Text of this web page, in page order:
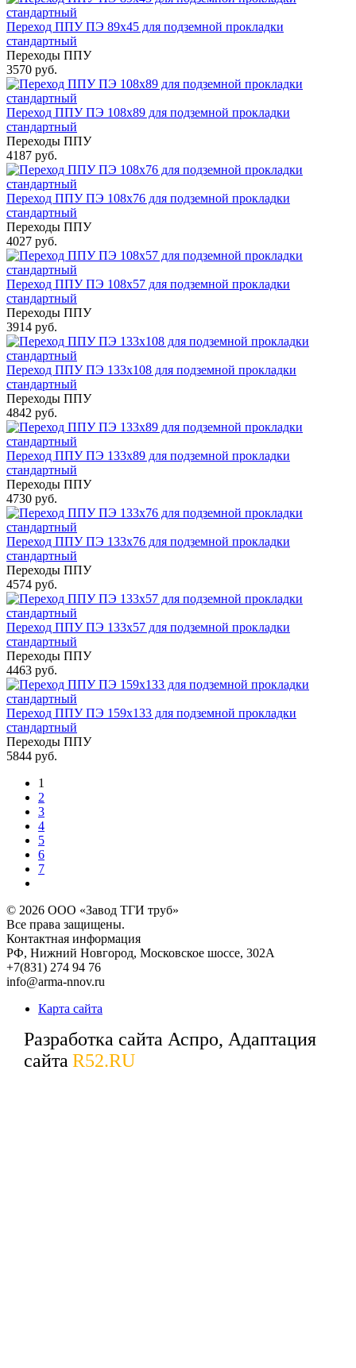
Переход ППУ ПЭ 89x45 для подземной прокладки
стандартный
Переходы ППУ
3570 руб.
Переход ППУ ПЭ 108x89 для подземной прокладки
стандартный
Переходы ППУ
4187 руб.
Переход ППУ ПЭ 108x76 для подземной прокладки
стандартный
Переходы ППУ
4027 руб.
Переход ППУ ПЭ 108x57 для подземной прокладки
стандартный
Переходы ППУ
3914 руб.
Переход ППУ ПЭ 133x108 для подземной прокладки
стандартный
Переходы ППУ
4842 руб.
Переход ППУ ПЭ 133x89 для подземной прокладки
стандартный
Переходы ППУ
4730 руб.
Переход ППУ ПЭ 133x76 для подземной прокладки
стандартный
Переходы ППУ
4574 руб.
Переход ППУ ПЭ 133x57 для подземной прокладки
стандартный
Переходы ППУ
4463 руб.
Переход ППУ ПЭ 159x133 для подземной прокладки
стандартный
Переходы ППУ
5844 руб.
1
2
3
4
5
6
7
© 2026 ООО «Завод ТГИ труб»
Все права защищены.
Контактная информация
РФ, Нижний Новгород, Московское шоссе, 302А
+7(831) 274 94 76
info@arma-nnov.ru
Карта сайта
Разработка сайта Аспро, Адаптация
сайта R52.RU